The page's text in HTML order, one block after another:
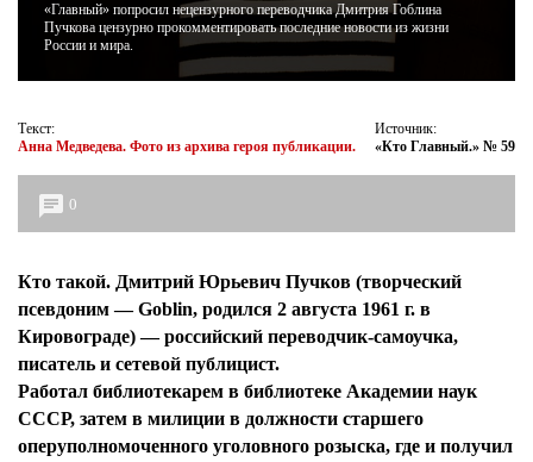
«Главный» попросил нецензурного переводчика Дмитрия Гоблина
Пучкова цензурно прокомментировать последние новости из жизни
России и мира.
Текст:
Анна Медведева. Фото из архива героя публикации.
Источник:
«Кто Главный.» № 59
0
Кто такой. Дмитрий Юрьевич Пучков (творческий
псевдоним — Goblin, родился 2 августа 1961 г. в
Кировограде) — российский переводчик-самоучка,
писатель и сетевой публицист.
Работал библиотекарем в библиотеке Академии наук
СССР, затем в милиции в должности старшего
оперуполномоченного уголовного розыска, где и получил